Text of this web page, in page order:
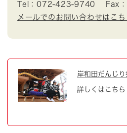
Tel：072-423-9740
Fax
メールでのお問い合わせはこち
岸和田だんじり
詳しくはこちら